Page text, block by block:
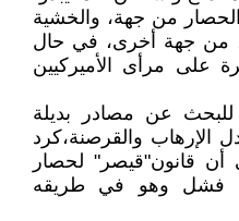
من جهة، والخشية
من جهة أخرى، في حال
على مرأى الأميركيين
للبحث عن مصادر بديلة
الإرهاب والقرصنة،كرد
قانون"قيصر" لحصار
قد فشل وهو في طريقه